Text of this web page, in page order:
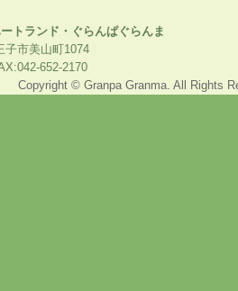
トランド・ぐらんぱぐらんま
子市美山町1074
652-2170
Copyright © Granpa Granma. All Rights